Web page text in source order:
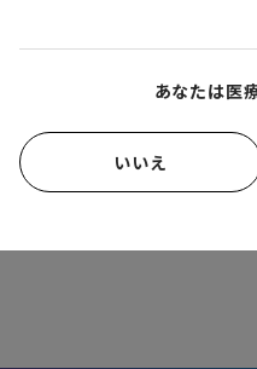
例と診断される際のポ
gastroAI model-G2の最
※ログイン後に下の画像を
あなたは医
いいえ